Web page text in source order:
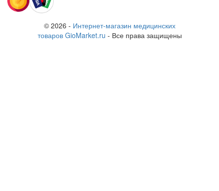
© 2026 - Интернет-магазин медицинских
товаров GioMarket.ru - Все права защищены